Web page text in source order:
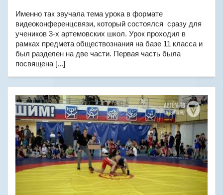
Именно так звучала тема урока в формате
видеоконференцсвязи, который состоялся сразу для
учеников 3-х артемовских школ. Урок проходил в
рамках предмета обществознания на базе 11 класса и
был разделен на две части. Первая часть была
посвящена [...]